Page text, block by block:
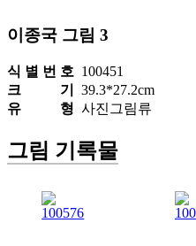
이종국 그림 3
식 별 번 호 100451
크 기
39.3*27.2cm
유 형 사진그림류
그림 기록물